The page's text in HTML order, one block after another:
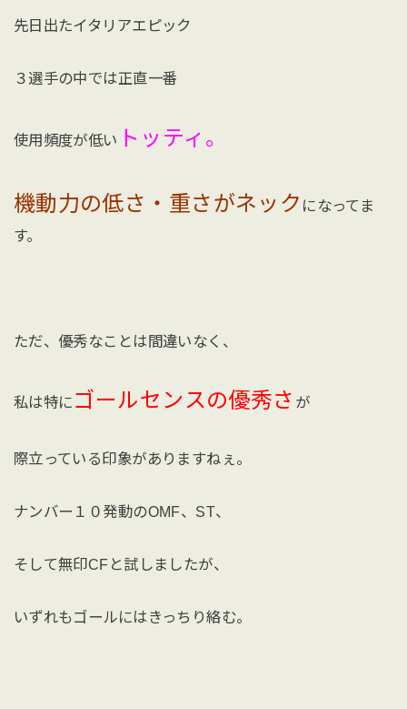
先日出たイタリアエピック
３選手の中では正直一番
使用頻度が低い トッティ。
機動力の低さ・重さがネック になってま
す。
ただ、優秀なことは間違いなく、
私は特に ゴールセンスの優秀さ が
際立っている印象がありますねぇ。
ナンバー１０発動のOMF、ST、
そして無印CFと試しましたが、
いずれもゴールにはきっちり絡む。